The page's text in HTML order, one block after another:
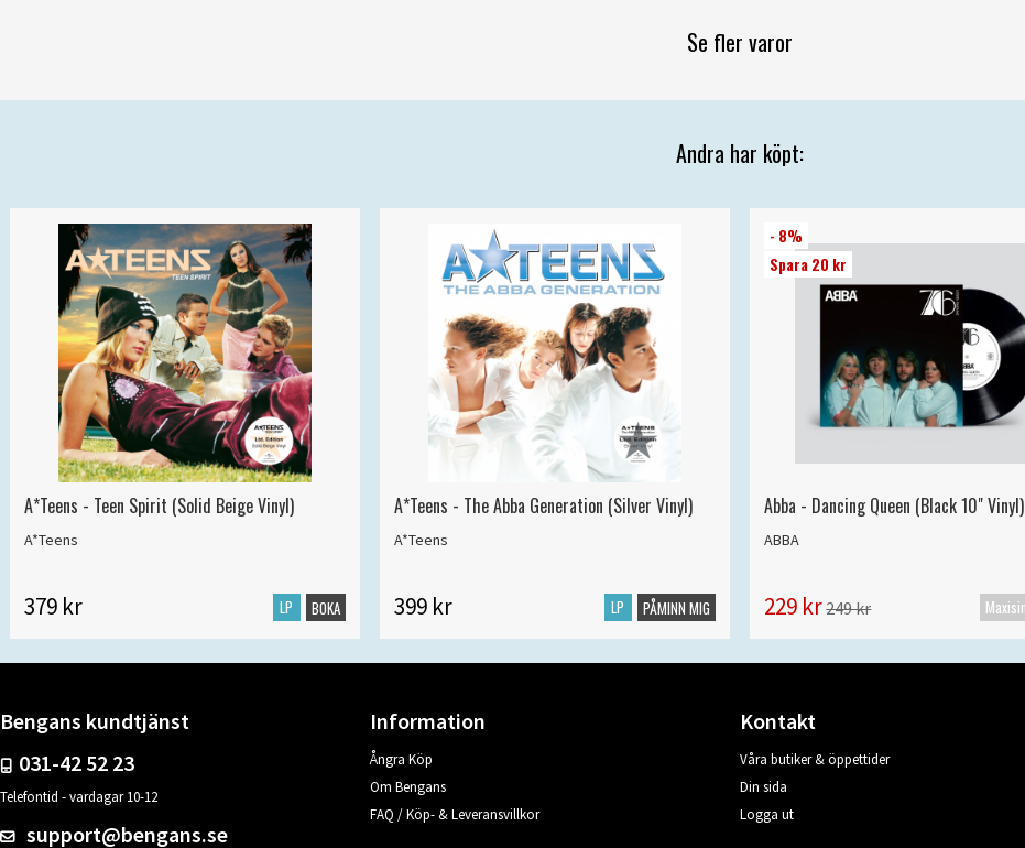
Se fler varor
Andra har köpt:
A*Teens - Teen Spirit (Solid Beige Vinyl)
A*Teens
379 kr LP BOKA
A*Teens - The Abba Generation (Silver Vinyl)
A*Teens
399 kr LP PÅMINN MIG
- 8%
Spara 20 kr
Abba - Dancing Queen (Black 10" Vinyl)
ABBA
229 kr249 kr
Bengans kundtjänst
031-42 52 23
Telefontid - vardagar 10-12
support@bengans.se
Information
Ångra Köp
Om Bengans
FAQ / Köp- & Leveransvillkor
Kontakt
Våra butiker & öppettider
Din sida
Logga ut